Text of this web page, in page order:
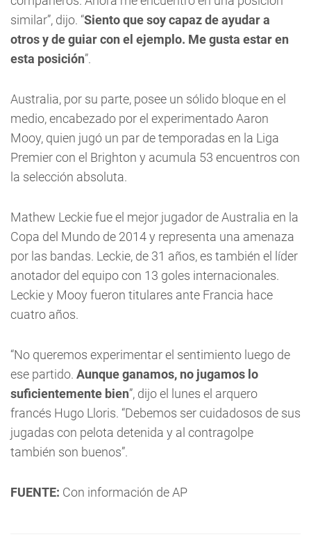
similar”, dijo. “Siento que soy capaz de ayudar a
otros y de guiar con el ejemplo. Me gusta estar en
esta posición”.
Australia, por su parte, posee un sólido bloque en el
medio, encabezado por el experimentado Aaron
Mooy, quien jugó un par de temporadas en la Liga
Premier con el Brighton y acumula 53 encuentros con
la selección absoluta.
Mathew Leckie fue el mejor jugador de Australia en la
Copa del Mundo de 2014 y representa una amenaza
por las bandas. Leckie, de 31 años, es también el líder
anotador del equipo con 13 goles internacionales.
Leckie y Mooy fueron titulares ante Francia hace
cuatro años.
“No queremos experimentar el sentimiento luego de
ese partido. Aunque ganamos, no jugamos lo
suficientemente bien”, dijo el lunes el arquero
francés Hugo Lloris. “Debemos ser cuidadosos de sus
jugadas con pelota detenida y al contragolpe
también son buenos”.
FUENTE: Con información de AP